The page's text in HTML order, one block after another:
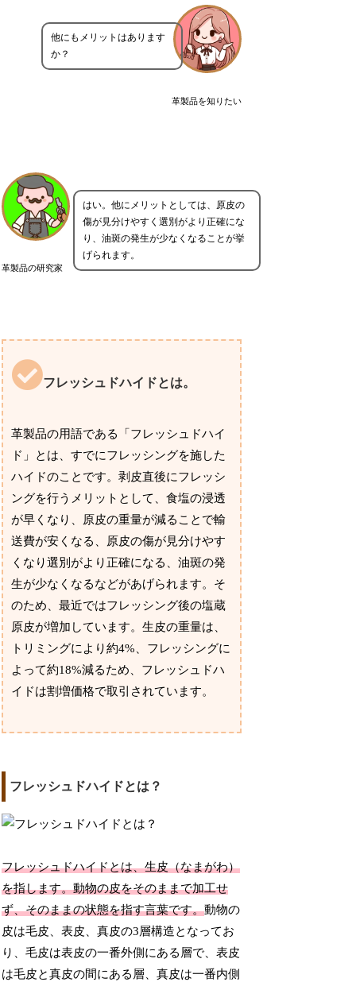
革製品を知りたい
他にもメリットはあります
か？
革製品の研究家
はい。他にメリットとしては、原皮の
傷が見分けやすく選別がより正確にな
り、油斑の発生が少なくなることが挙
げられます。
フレッシュドハイドとは。
革製品の用語である「フレッシュドハイ
ド」とは、すでにフレッシングを施した
ハイドのことです。剥皮直後にフレッシ
ングを行うメリットとして、食塩の浸透
が早くなり、原皮の重量が減ることで輸
送費が安くなる、原皮の傷が見分けやす
くなり選別がより正確になる、油斑の発
生が少なくなるなどがあげられます。そ
のため、最近ではフレッシング後の塩蔵
原皮が増加しています。生皮の重量は、
トリミングにより約4%、フレッシングに
よって約18%減るため、フレッシュドハ
イドは割増価格で取引されています。
フレッシュドハイドとは？
フレッシュドハイドとは、生皮（なまがわ）
を指します。動物の皮をそのままで加工せ
ず、そのままの状態を指す言葉です。動物の
皮は毛皮、表皮、真皮の3層構造となってお
り、毛皮は表皮の一番外側にある層で、表皮
は毛皮と真皮の間にある層、真皮は一番内側